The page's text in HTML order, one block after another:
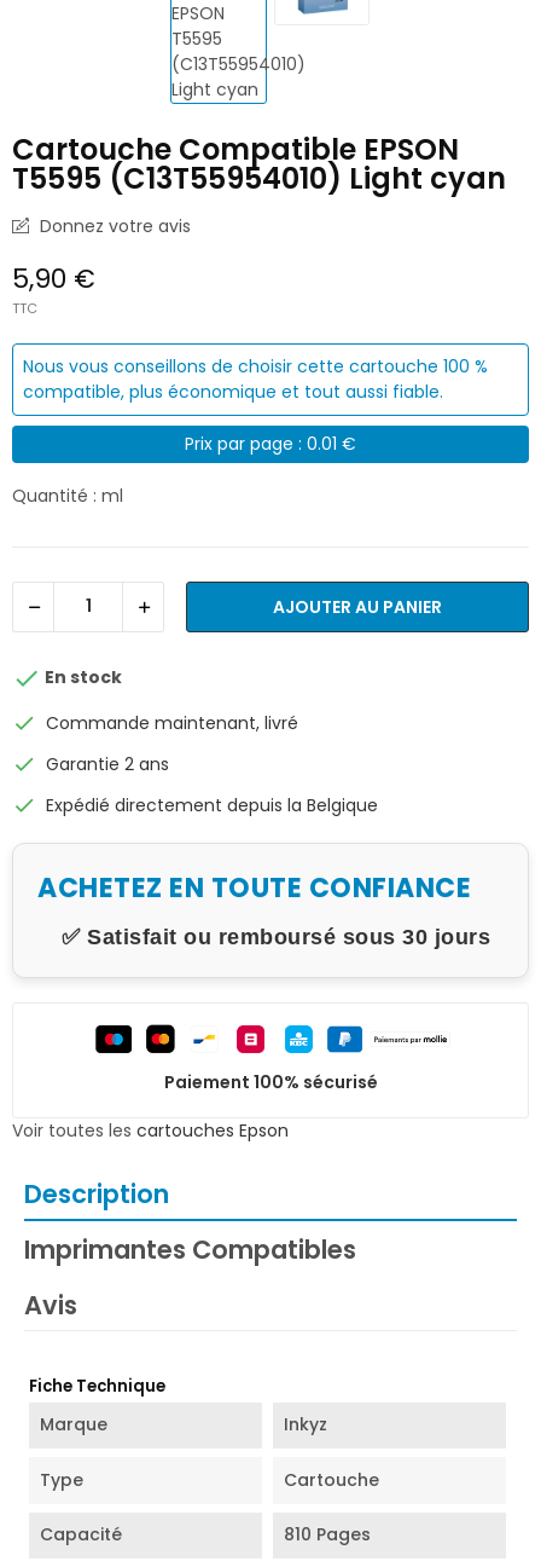
Cartouche Compatible EPSON
T5595 (C13T55954010) Light cyan
Donnez votre avis
5,90 €
TTC
Nous vous conseillons de choisir cette cartouche 100 %
compatible, plus économique et tout aussi fiable.
Prix par page : 0.01 €
Quantité : ml
AJOUTER AU PANIER
 En stock
check Commande maintenant, livré
check Garantie 2 ans
check Expédié directement depuis la Belgique
ACHETEZ EN TOUTE CONFIANCE
✅ Satisfait ou remboursé sous 30 jours
Paiement 100% sécurisé
Voir toutes les cartouches Epson
Description
Imprimantes Compatibles
Avis
Fiche Technique
Marque Inkyz
Type Cartouche
Capacité 810 Pages